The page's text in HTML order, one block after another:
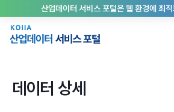
산업데이터 서비스 포털은 웹 환경에 최
데이터 상세